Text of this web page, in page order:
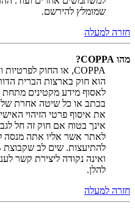
שמומלץ להירשם.
חזרה למעלה
מהו COPPA?
הוא חוק בארצות הברית
בכתב או כל שיטה אחרת של
אינך בטוח אם חוק זה חל
לאתר אשר אליו אתה מנסה
ואינה נקודה ליצירת קשר
להלן.
חזרה למעלה